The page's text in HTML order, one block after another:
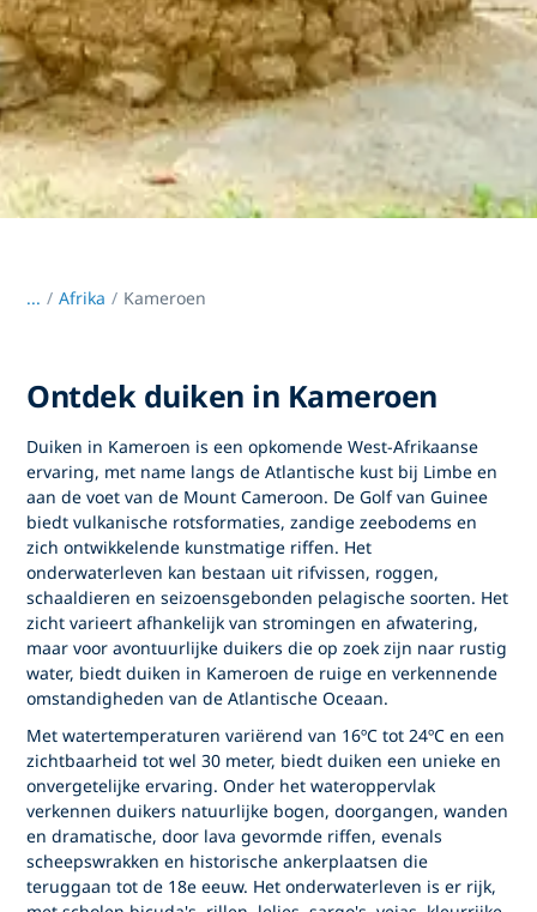
... / Afrika Kameroen
Ontdek duiken in Kameroen
Duiken in Kameroen is een opkomende West-Afrikaanse
ervaring, met name langs de Atlantische kust bij Limbe en
aan de voet van de Mount Cameroon. De Golf van Guinee
biedt vulkanische rotsformaties, zandige zeebodems en
zich ontwikkelende kunstmatige riffen. Het
onderwaterleven kan bestaan uit rifvissen, roggen,
schaaldieren en seizoensgebonden pelagische soorten. Het
zicht varieert afhankelijk van stromingen en afwatering,
maar voor avontuurlijke duikers die op zoek zijn naar rustig
water, biedtduiken in Kameroen de ruige en verkennende
omstandigheden van de Atlantische Oceaan.
Met watertemperaturen variërend van 16ºC tot 24ºC en een
zichtbaarheid tot wel 30 meter, biedt duiken een unieke en
onvergetelijke ervaring. Onder het wateroppervlak
verkennen duikers natuurlijke bogen, doorgangen, wanden
en dramatische, door lava gevormde riffen, evenals
scheepswrakken en historische ankerplaatsen die
teruggaan tot de 18e eeuw. Het onderwaterleven is er rijk,